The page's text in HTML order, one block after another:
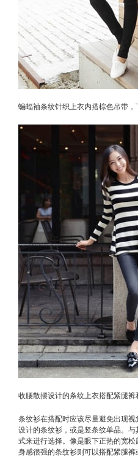
蝙蝠袖条纹针织上衣内搭棕色吊带
收腰散摆设计的条纹上衣搭配紧腿裤
条纹衫在搭配时应该尽量避免出现
设计的条纹衫，或是竖条纹单品。
式来进行选择。像是眼下正热的宽
身感很强的条纹衫则可以搭配紧腿裤